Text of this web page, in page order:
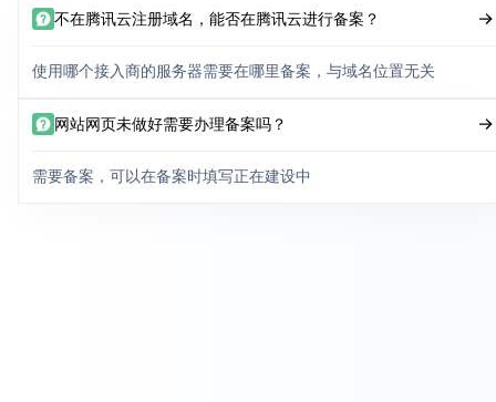
不在腾讯云注册域名，能否在腾讯云进行备案？
使用哪个接入商的服务器需要在哪里备案，与域名位置无关
网站网页未做好需要办理备案吗？
需要备案，可以在备案时填写正在建设中